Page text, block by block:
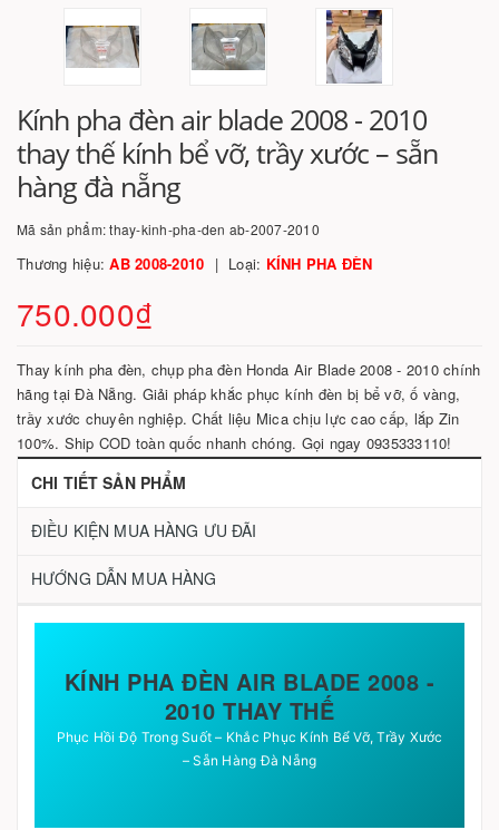
Kính pha đèn air blade 2008 - 2010
thay thế kính bể vỡ, trầy xước – sẵn
hàng đà nẵng
Mã sản phẩm:thay-kinh-pha-den ab-2007-2010
Thương hiệu:AB 2008-2010 Loại: KÍNH PHA ĐÈN
750.000₫
Thay kính pha đèn, chụp pha đèn Honda Air Blade 2008 - 2010 chính
hãng tại Đà Nẵng. Giải pháp khắc phục kính đèn bị bể vỡ, ố vàng,
trầy xước chuyên nghiệp. Chất liệu Mica chịu lực cao cấp, lắp Zin
100%. Ship COD toàn quốc nhanh chóng. Gọi ngay 0935333110!
CHI TIẾT SẢN PHẨM
ĐIỀU KIỆN MUA HÀNG ƯU ĐÃI
HƯỚNG DẪN MUA HÀNG
KÍNH PHA ĐÈN AIR BLADE 2008 -
2010 THAY THẾ
Phục Hồi Độ Trong Suốt – Khắc Phục Kính Bể Vỡ, Trầy Xước
– Sẵn Hàng Đà Nẵng